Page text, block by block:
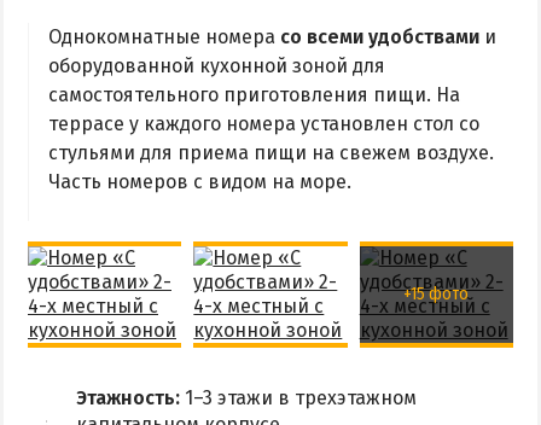
Из Харькова
Из Полтавы
Из Сум
Из Киева
Однокомнатные номера со всеми удобствами и
оборудованной кухонной зоной для
самостоятельного приготовления пищи. На
террасе у каждого номера установлен стол со
стульями для приема пищи на свежем воздухе.
Часть номеров с видом на море.
+15 фото
Этажность: 1–3 этажи в трехэтажном